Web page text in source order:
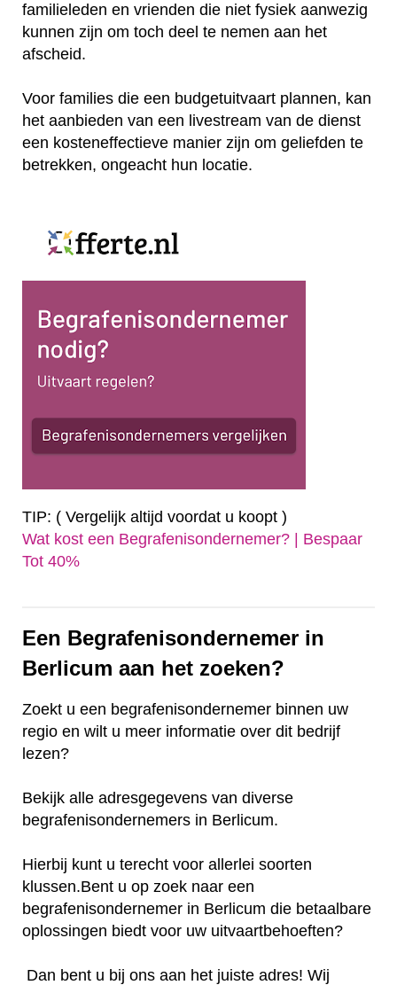
familieleden en vrienden die niet fysiek aanwezig
kunnen zijn om toch deel te nemen aan het
afscheid.
Voor families die een budgetuitvaart plannen, kan
het aanbieden van een livestream van de dienst
een kosteneffectieve manier zijn om geliefden te
betrekken, ongeacht hun locatie.
TIP: ( Vergelijk altijd voordat u koopt )
Wat kost een Begrafenisondernemer? | Bespaar
Tot 40%‎
Een Begrafenisondernemer in
Berlicum aan het zoeken?
Zoekt u een begrafenisondernemer binnen uw
regio en wilt u meer informatie over dit bedrijf
lezen?
Bekijk alle adresgegevens van diverse
begrafenisondernemers in Berlicum.
Hierbij kunt u terecht voor allerlei soorten
klussen.Bent u op zoek naar een
begrafenisondernemer in Berlicum die betaalbare
oplossingen biedt voor uw uitvaartbehoeften?
Dan bent u bij ons aan het juiste adres! Wij